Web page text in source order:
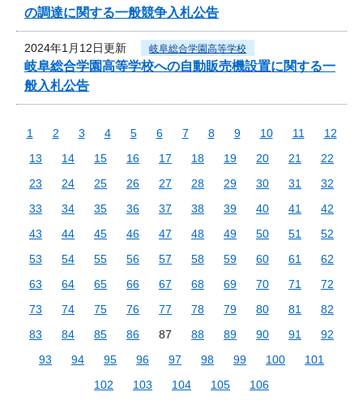
の調達に関する一般競争入札公告
2024年1月12日更新 岐阜総合学園高等学校
岐阜総合学園高等学校への自動販売機設置に関する一
般入札公告
1 2 3 4 5 6 7 8 9 10 11
12
13
14 15 16 17 18 19 20 21
22
23
24 25 26 27 28 29 30 31
32
33
34 35 36 37 38 39 40 41
42
43
44 45 46 47 48 49 50 51
52
53
54 55 56 57 58 59 60 61
62
63
64 65 66 67 68 69 70 71
72
73
74 75 76 77 78 79 80 81
82
83
84 85 86 87 88 89 90 91
92
93
94 95 96 97 98 99 100
101
102
103 104 105 106